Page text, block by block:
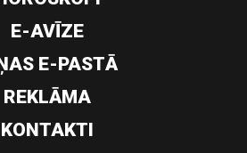
E-AVĪZE
E-PASTĀ
REKLĀMA
KONTAKTI